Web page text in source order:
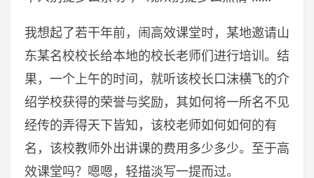
我想起了若干年前，闹高效课堂时，某地邀请山
东某名校校长给本地的校长老师们进行培训。结
果，一个上午的时间，就听该校长口沫横飞的介
绍学校获得的荣誉与奖励，其如何将一所名不见
经传的弄得天下皆知，该校老师如何如何的有
名，该校教师外出讲课的费用多少多少。至于高
效课堂吗？嗯嗯，轻描淡写一提而过。